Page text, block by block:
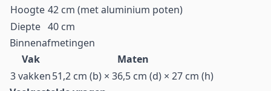
Hoogte 42 cm (met aluminium poten)
Diepte 40 cm
Binnenafmetingen
Vak
Maten
3 vakken51,2 cm (b) × 36,5 cm (d) × 27 cm (h)